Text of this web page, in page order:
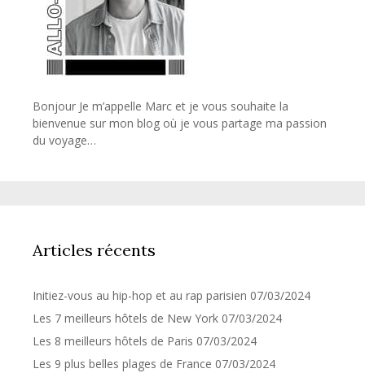
Bonjour Je m’appelle Marc et je vous souhaite la
bienvenue sur mon blog où je vous partage ma passion
du voyage…
Articles récents
Initiez-vous au hip-hop et au rap parisien 07/03/2024
Les 7 meilleurs hôtels de New York 07/03/2024
Les 8 meilleurs hôtels de Paris 07/03/2024
Les 9 plus belles plages de France 07/03/2024